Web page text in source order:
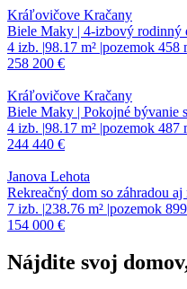
Kráľovičove Kračany
Biele Maky | 4-izbový rodinný
4 izb. |98.17 m² |pozemok 458
258 200 €
Kráľovičove Kračany
Biele Maky | Pokojné bývanie
4 izb. |98.17 m² |pozemok 487
244 440 €
Janova Lehota
Rekreačný dom so záhradou
7 izb. |238.76 m² |pozemok
154 000 €
Nájdite svoj